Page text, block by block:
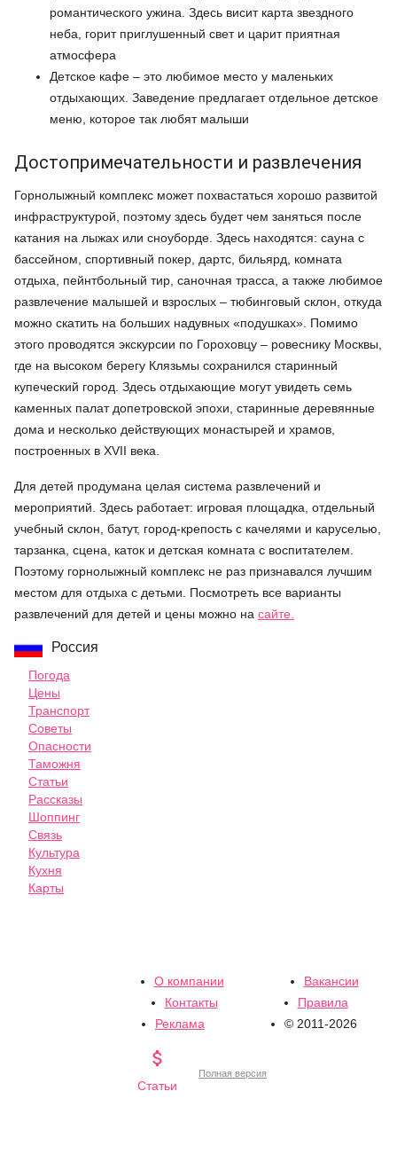
романтического ужина. Здесь висит карта звездного
неба, горит приглушенный свет и царит приятная
атмосфера
Детское кафе – это любимое место у маленьких
отдыхающих. Заведение предлагает отдельное детское
меню, которое так любят малыши
Достопримечательности и развлечения
Горнолыжный комплекс может похвастаться хорошо развитой
инфраструктурой, поэтому здесь будет чем заняться после
катания на лыжах или сноуборде. Здесь находятся: сауна с
бассейном, спортивный покер, дартс, бильярд, комната
отдыха, пейнтбольный тир, саночная трасса, а также любимое
развлечение малышей и взрослых – тюбинговый склон, откуда
можно скатить на больших надувных «подушках». Помимо
этого проводятся экскурсии по Гороховцу – ровеснику Москвы,
где на высоком берегу Клязьмы сохранился старинный
купеческий город. Здесь отдыхающие могут увидеть семь
каменных палат допетровской эпохи, старинные деревянные
дома и несколько действующих монастырей и храмов,
построенных в XVII века.
Для детей продумана целая система развлечений и
мероприятий. Здесь работает: игровая площадка, отдельный
учебный склон, батут, город-крепость с качелями и каруселью,
тарзанка, сцена, каток и детская комната с воспитателем.
Поэтому горнолыжный комплекс не раз признавался лучшим
местом для отдыха с детьми. Посмотреть все варианты
развлечений для детей и цены можно на сайте.
Россия
Погода
Цены
Транспорт
Советы
Опасности
Таможня
Статьи
Рассказы
Шоппинг
Связь
Культура
Кухня
Карты
О компании
Вакансии
Контакты
Правила
Реклама
© 2011-2026

Статьи
Полная версия